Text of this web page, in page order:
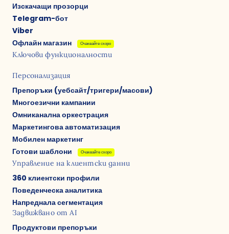
Изскачащи прозорци
Telegram-бот
Viber
Офлайн магазин
Очаквайте скоро
Ключови функционалности
Персонализация
Препоръки (уебсайт/тригери/масови)
Многоезични кампании
Омниканална оркестрация
Маркетингова автоматизация
Мобилен маркетинг
Готови шаблони
Очаквайте скоро
Управление на клиентски данни
360 клиентски профили
Поведенческа аналитика
Напреднала сегментация
Задвижвано от AI
Продуктови препоръки